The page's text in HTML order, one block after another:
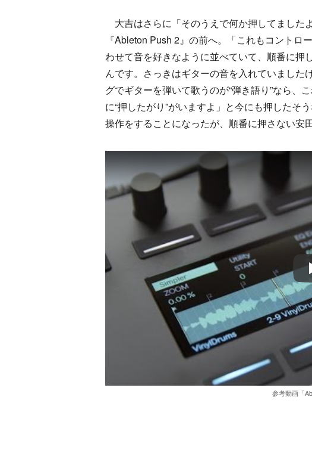
大吉はさらに「そのうえで何か押してまし
『Ableton Push 2』の前へ。「これもコント
わせて音を好きなように並べていて、順番に押
んです。さっきはギターの音を入れていました
グでギターを弾いて歌うのが“弾き語り”なら、
に“押したがり”がいますよ」と今にも押したそ
操作をすることになったが、順番に押さない安
参考動画「